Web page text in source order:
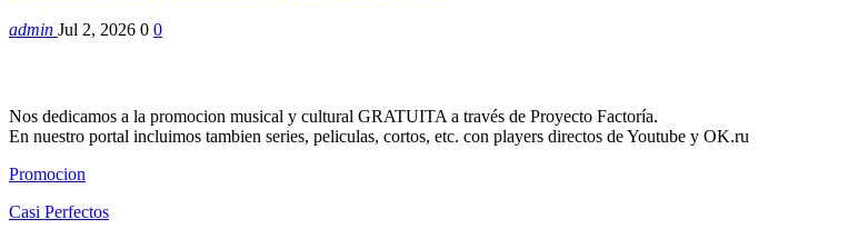
admin Jul 2, 2026 0 0
Nos dedicamos a la promocion musical y cultural GRATUITA a través de Proyecto Factoría.
En nuestro portal incluimos tambien series, peliculas, cortos, etc. con players directos de Youtube y OK.ru
Promocion
Casi Perfectos